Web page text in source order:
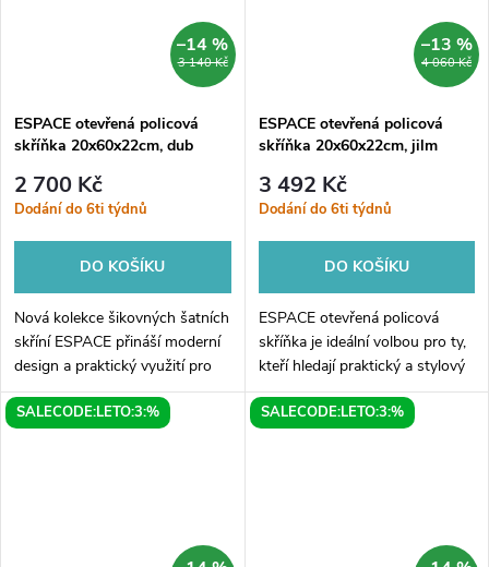
3 140 Kč
–14 %
ESPACE otevřená policová
skříňka 20x60x22cm, dub
2 700 Kč
Dodání do 6ti týdnů
DO KOŠÍKU
Nová kolekce šikovných šatních
skříní ESPACE přináší moderní
design a praktický využití pro
váš interiér. Otevřená policová
skříňka o rozměrech
4 060 Kč
–13 %
ESPACE otevřená policová
skříňka 20x60x22cm, jilm
3 492 Kč
Dodání do 6ti týdnů
DO KOŠÍKU
ESPACE otevřená policová
skříňka je ideální volbou pro ty,
kteří hledají praktický a stylový
způsob, jak uspořádat své věci.
Skříňka má rozměry
SALECODE:LETO:3:% SALECODE:LETO:3:%